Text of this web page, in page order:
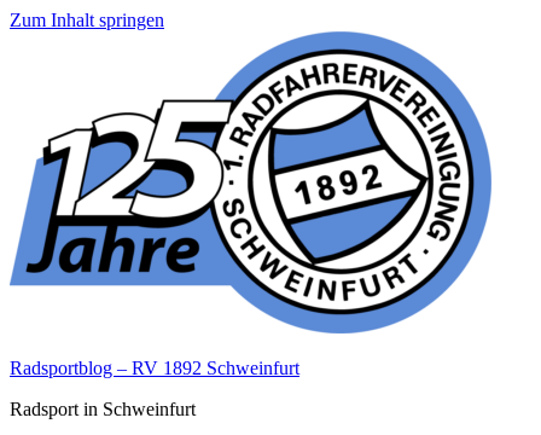
Zum Inhalt springen
Radsportblog – RV 1892 Schweinfurt
Radsport in Schweinfurt